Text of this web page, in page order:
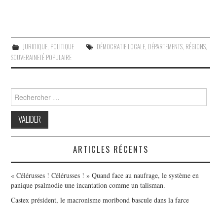
JURIDIQUE, POLITIQUE DÉMOCRATIE LOCALE, DÉPARTEMENTS, RÉGIONS,
SOUVERAINETÉ POPULAIRE
for:
ARTICLES RÉCENTS
« Célérusses ! Célérusses ! » Quand face au naufrage, le système en
panique psalmodie une incantation comme un talisman.
Castex président, le macronisme moribond bascule dans la farce